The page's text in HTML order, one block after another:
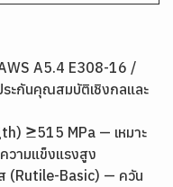
A5.4 E308-16 /
ะกันคุณสมบัติเชิงกลและ
≥515 MPa — เหมาะ
วามแข็งแรงสูง
(Rutile-Basic) — ควัน